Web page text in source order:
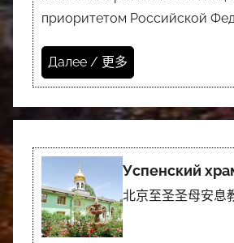
приоритетом Российской
Далее / 更多
Успенский
北京至圣圣母安息